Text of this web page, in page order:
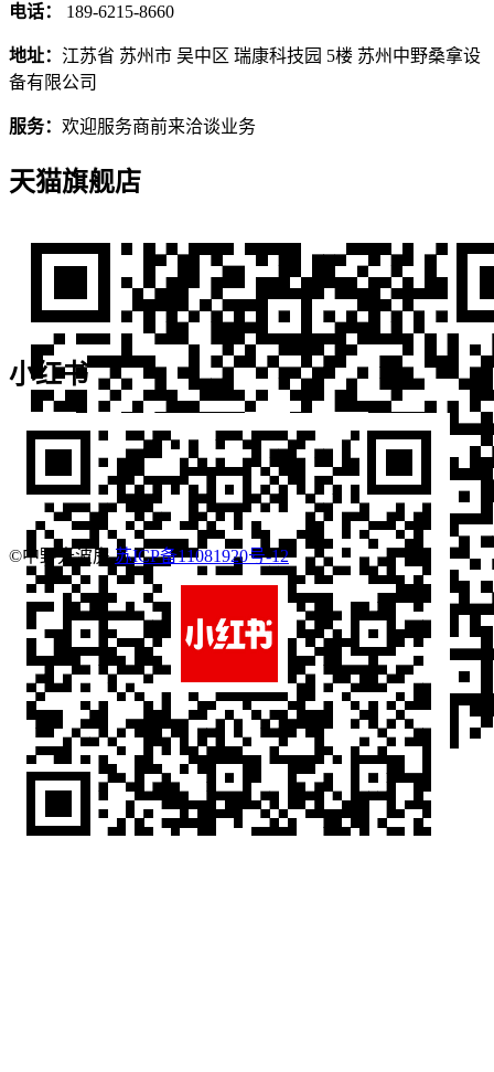
电话： 189-6215-8660
地址： 江苏省 苏州市 吴中区 瑞康科技园 5楼 苏州中野桑拿设
备有限公司
服务： 欢迎服务商前来洽谈业务
天猫旗舰店
小红书
©中野光波房苏ICP备11081920号-12